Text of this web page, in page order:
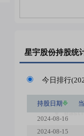
星宇股份持股统
今日排行
持股日期
2024-08-16
2024-08-15